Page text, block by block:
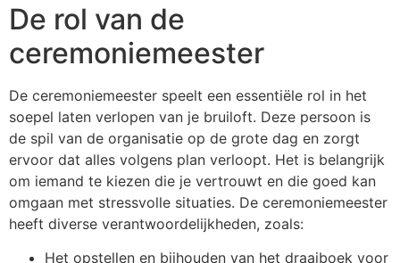
De rol van de
ceremoniemeester
De ceremoniemeester speelt een essentiële rol in het
soepel laten verlopen van je bruiloft. Deze persoon is
de spil van de organisatie op de grote dag en zorgt
ervoor dat alles volgens plan verloopt. Het is belangrijk
om iemand te kiezen die je vertrouwt en die goed kan
omgaan met stressvolle situaties. De ceremoniemeester
heeft diverse verantwoordelijkheden, zoals:
Het opstellen en bijhouden van het draaiboek voor